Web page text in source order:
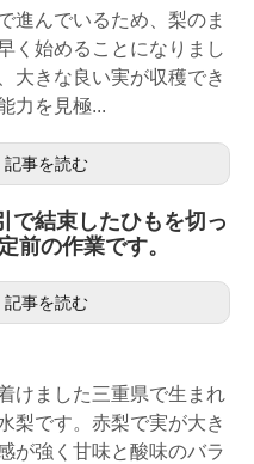
進んでいるため、梨のま
く始めることになりまし
大きな良い実が収穫でき
力を見極...
記事を読む
で結束したひもを切っ
前の作業です。
記事を読む
けました三重県で生まれ
梨です。赤梨で実が大き
が強く甘味と酸味のバラ